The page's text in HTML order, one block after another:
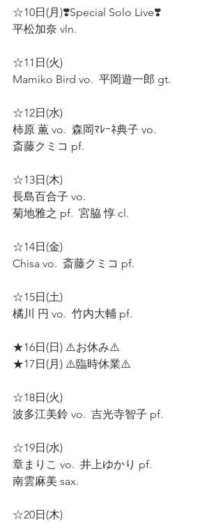
☆10日(月)❣️Special Solo Live❣️
平松加奈 vln.
☆11日(火)
Mamiko Bird vo.  平岡遊一郎 gt.
☆12日(水)
柿原 薫 vo.  森岡ﾏﾚｰﾈ典子 vo.
斎藤クミコ pf.
☆13日(木)
長島百合子 vo.
菊地雅之 pf.  宮脇 惇 cl.
☆14日(金)
Chisa vo.  斎藤クミコ pf.
☆15日(土)
橘川 円 vo.  竹内大輔 pf.
★16日(日) ⚠️お休み⚠️
★17日(月) ⚠️臨時休業⚠️
☆18日(火)
波多江美鈴 vo.  吉光寺智子 pf.
☆19日(水)
章まりこ vo.  井上ゆかり pf.
南雲麻美 sax.
☆20日(木)